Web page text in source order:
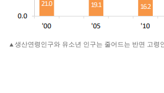
▲생산연령인구와 유소년 인구는 줄어드는 반면 고령